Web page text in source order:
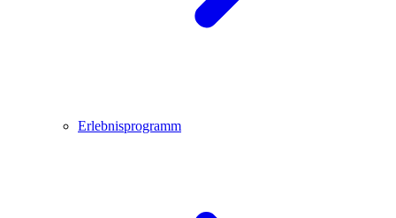
Erlebnisprogramm